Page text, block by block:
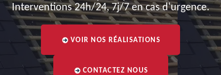
Interventions 24h/24, 7j/7 en cas d'urgence.
VOIR NOS RÉALISATIONS
CONTACTEZ NOUS